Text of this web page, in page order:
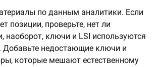
по данным аналитики. Если
позиции, проверьте, нет ли
наоборот, ключи и LSI используются
Добавьте недостающие ключи и
которые мешают естественному